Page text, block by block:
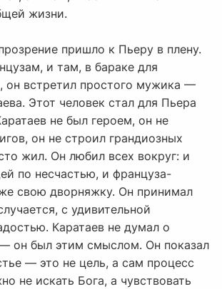
жизни.
пришло к Пьеру в плену.
и там, в бараке для
он встретил простого мужика —
Этот человек стал для Пьера
не был героем, он не
он не строил грандиозных
жил. Он любил всех вокруг: и
по несчастью, и француза-
свою дворняжку. Он принимал
с удивительной
Каратаев не думал о
он был этим смыслом. Он показал
— это не цель, а сам процесс
не искать Бога, а чувствовать